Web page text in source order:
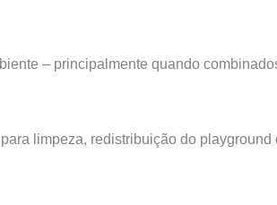
– principalmente quando
limpeza, redistribuição do playground